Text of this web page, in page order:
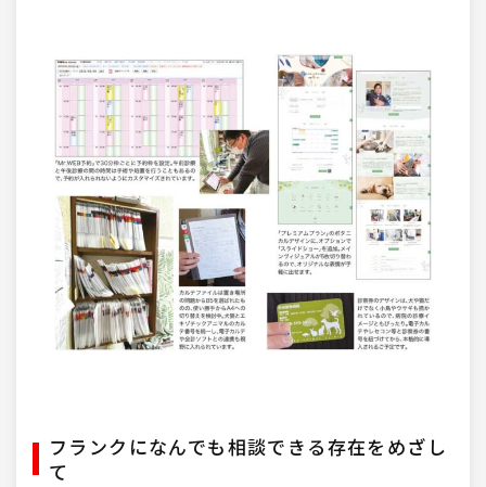
フランクになんでも相談できる存在をめざし
て